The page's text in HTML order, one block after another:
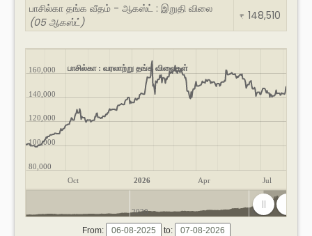
பாசில்கா தங்க வீதம் - ஆகஸ்ட் : இறுதி விலை
(05 ஆகஸ்ட்)
₹ 148,510
பாசில்கா : வரலாற்று தங்க விலைகள்
Oct 2026 Apr Jul
80,000
100,000
120,000
140,000
160,000
2020 2025
From:
to: